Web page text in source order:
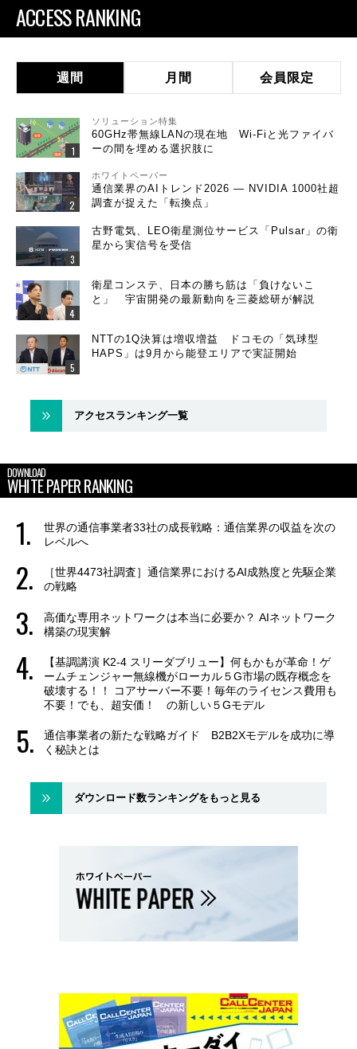
ACCESS RANKING
週間 月間 会員限定
ソリューション特集
60GHz帯無線LANの現在地 Wi-Fiと光ファイバ
ーの間を埋める選択肢に
ホワイトペーパー
通信業界のAIトレンド2026 ― NVIDIA 1000社超
調査が捉えた「転換点」
古野電気、LEO衛星測位サービス「Pulsar」の衛
星から実信号を受信
衛星コンステ、日本の勝ち筋は「負けないこ
と」 宇宙開発の最新動向を三菱総研が解説
NTTの1Q決算は増収増益 ドコモの「気球型
HAPS」は9月から能登エリアで実証開始
アクセスランキング一覧
DOWNLOAD
WHITE PAPER RANKING
世界の通信事業者33社の成長戦略：通信業界の収益を次の
レベルへ
［世界4473社調査］通信業界におけるAI成熟度と先駆企業
の戦略
高価な専用ネットワークは本当に必要か？ AIネットワーク
構築の現実解
【基調講演 K2-4 スリーダブリュー】何もかもが革命！ゲ
ームチェンジャー無線機がローカル５G市場の既存概念を
破壊する！！ コアサーバー不要！毎年のライセンス費用も
不要！でも、超安価！ の新しい５Gモデル
通信事業者の新たな戦略ガイド B2B2Xモデルを成功に導
く秘訣とは
ダウンロード数ランキングをもっと見る